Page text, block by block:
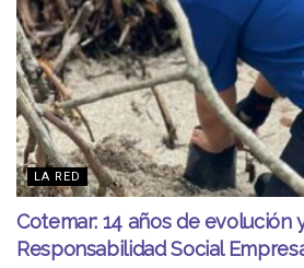
LA RED
Cotemar: 14 años de evolución
Responsabilidad Social